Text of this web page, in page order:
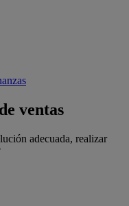
ventas
adecuada, realizar